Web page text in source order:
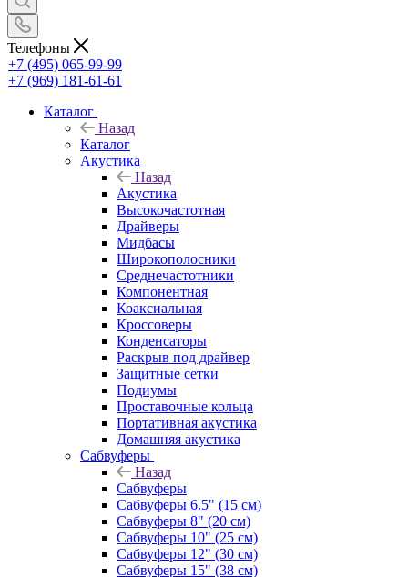
Телефоны
+7 (495) 065-99-99
+7 (969) 181-61-61
Каталог
Назад
Каталог
Акустика
Назад
Акустика
Высокочастотная
Драйверы
Мидбасы
Широкополосники
Среднечастотники
Компонентная
Коаксиальная
Кроссоверы
Конденсаторы
Раскрыв под драйвер
Защитные сетки
Подиумы
Проставочные кольца
Портативная акустика
Домашняя акустика
Сабвуферы
Назад
Сабвуферы
Сабвуферы 6.5" (15 см)
Сабвуферы 8" (20 см)
Сабвуферы 10" (25 см)
Сабвуферы 12" (30 см)
Сабвуферы 15" (38 см)